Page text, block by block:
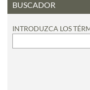
BUSCADOR
INTRODUZCA LOS